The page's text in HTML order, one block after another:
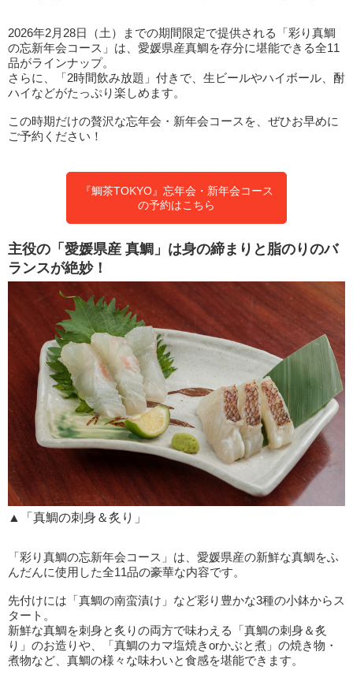
2026年2月28日（土）までの期間限定で提供される「彩り真鯛
の忘新年会コース」は、愛媛県産真鯛を存分に堪能できる全11
品がラインナップ。
さらに、「2時間飲み放題」付きで、生ビールやハイボール、酎
ハイなどがたっぷり楽しめます。
この時期だけの贅沢な忘年会・新年会コースを、ぜひお早めに
ご予約ください！
『鯛茶TOKYO』忘年会・新年会コース
の予約はこちら
主役の「愛媛県産 真鯛」は身の締まりと脂のりのバ
ランスが絶妙！
▲「真鯛の刺身＆炙り」
「彩り真鯛の忘新年会コース」は、愛媛県産の新鮮な真鯛をふ
んだんに使用した全11品の豪華な内容です。
先付けには「真鯛の南蛮漬け」など彩り豊かな3種の小鉢からス
タート。
新鮮な真鯛を刺身と炙りの両方で味わえる「真鯛の刺身＆炙
り」のお造りや、「真鯛のカマ塩焼きorかぶと煮」の焼き物・
煮物など、真鯛の様々な味わいと食感を堪能できます。